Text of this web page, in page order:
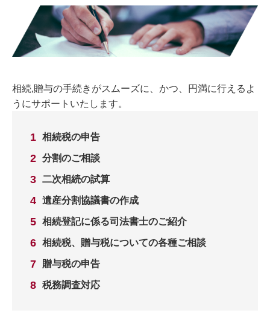
相続,贈与の手続きがスムーズに、かつ、円満に行えるよ
うにサポートいたします。
相続税の申告
分割のご相談
二次相続の試算
遺産分割協議書の作成
相続登記に係る司法書士のご紹介
相続税、贈与税についての各種ご相談
贈与税の申告
税務調査対応